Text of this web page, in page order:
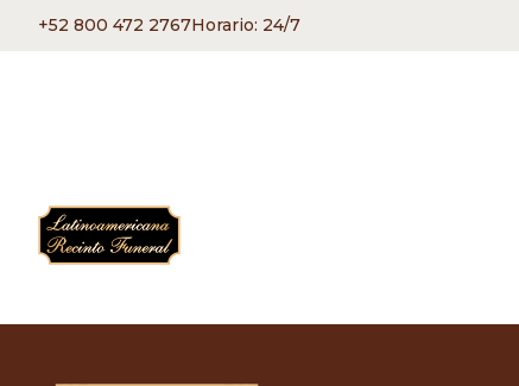
+52 800 472 2767Horario: 24/7